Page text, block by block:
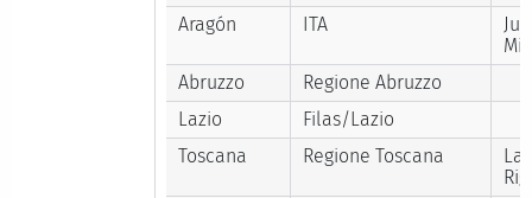
Aragón
ITA
Abruzzo
Regione Abruzzo
Lazio
Filas/Lazio
Toscana
Regione Toscana